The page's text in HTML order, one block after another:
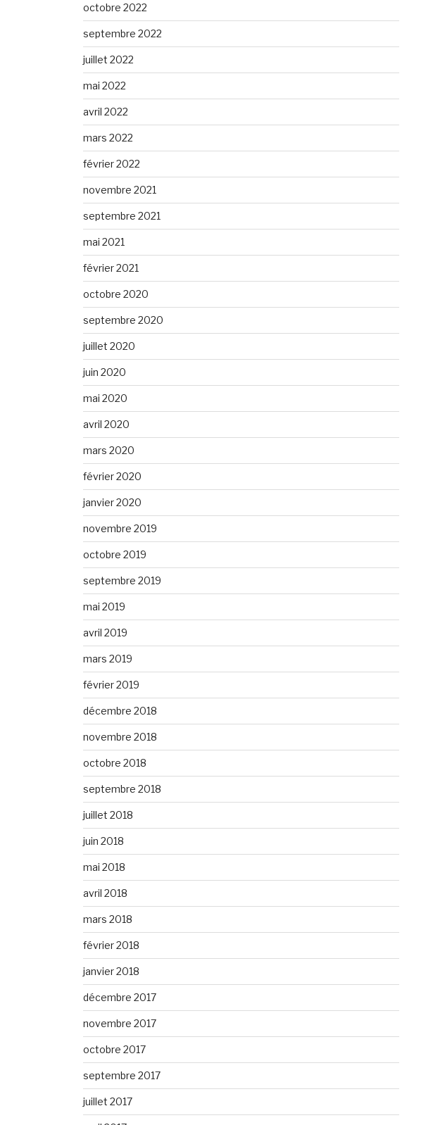
octobre 2022
septembre 2022
juillet 2022
mai 2022
avril 2022
mars 2022
février 2022
novembre 2021
septembre 2021
mai 2021
février 2021
octobre 2020
septembre 2020
juillet 2020
juin 2020
mai 2020
avril 2020
mars 2020
février 2020
janvier 2020
novembre 2019
octobre 2019
septembre 2019
mai 2019
avril 2019
mars 2019
février 2019
décembre 2018
novembre 2018
octobre 2018
septembre 2018
juillet 2018
juin 2018
mai 2018
avril 2018
mars 2018
février 2018
janvier 2018
décembre 2017
novembre 2017
octobre 2017
septembre 2017
juillet 2017